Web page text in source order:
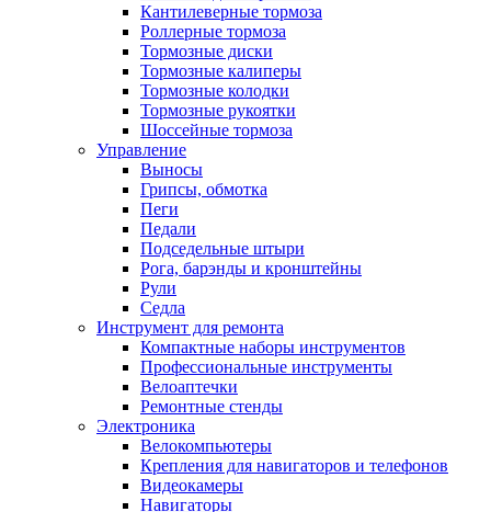
Кантилеверные тормоза
Роллерные тормоза
Тормозные диски
Тормозные калиперы
Тормозные колодки
Тормозные рукоятки
Шоссейные тормоза
Управление
Выносы
Грипсы, обмотка
Пеги
Педали
Подседельные штыри
Рога, барэнды и кронштейны
Рули
Седла
Инструмент для ремонта
Компактные наборы инструментов
Профессиональные инструменты
Велоаптечки
Ремонтные стенды
Электроника
Велокомпьютеры
Крепления для навигаторов и телефонов
Видеокамеры
Навигаторы